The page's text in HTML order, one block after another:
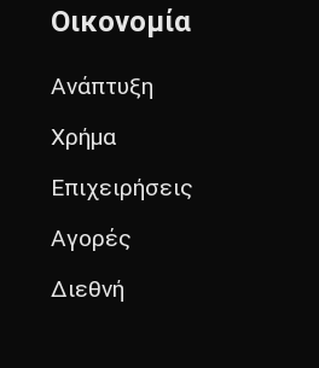
Οικονομία
Ανάπτυξη
Χρήμα
Επιχειρήσεις
Αγορές
Διεθνή